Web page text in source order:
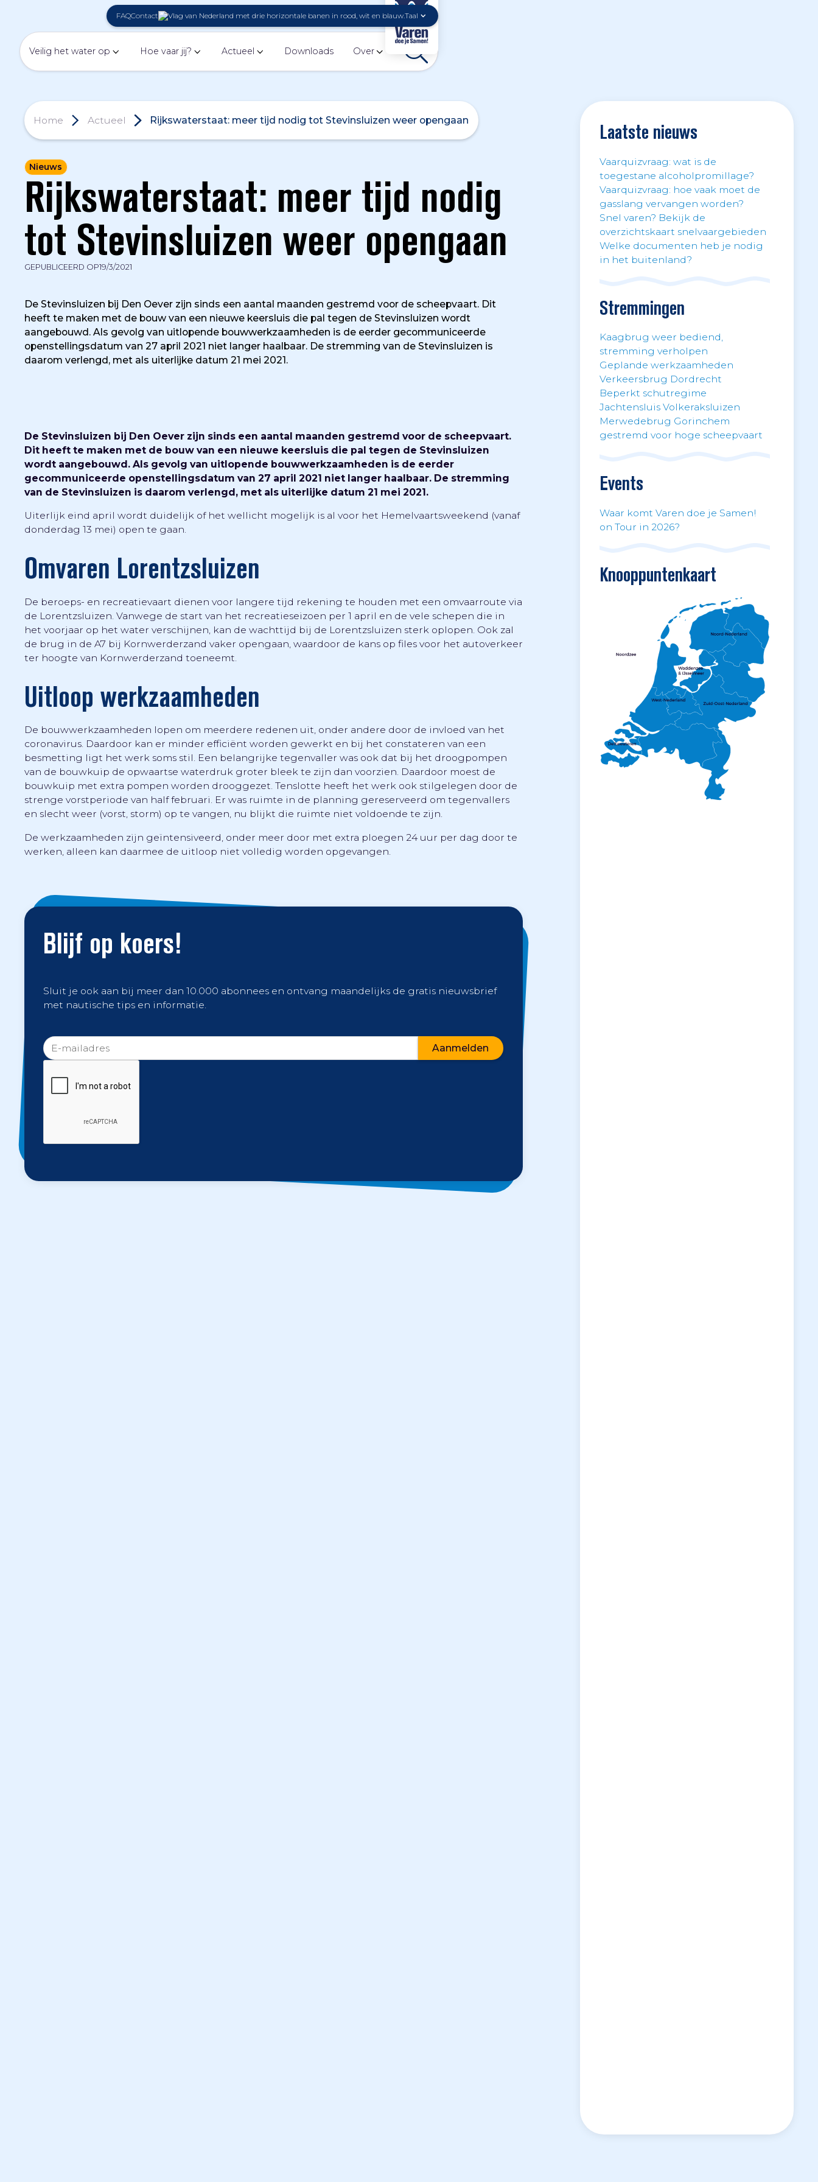
FAQContact Taal
Veilig het water op Hoe vaar jij? Actueel Downloads Over
Home Actueel Rijkswaterstaat: meer tijd nodig tot Stevinsluizen weer opengaan
Nieuws
Rijkswaterstaat: meer tijd nodig
tot Stevinsluizen weer opengaan
GEPUBLICEERD OP19/3/2021
De Stevinsluizen bij Den Oever zijn sinds een aantal maanden gestremd voor de scheepvaart. Dit
heeft te maken met de bouw van een nieuwe keersluis die pal tegen de Stevinsluizen wordt
aangebouwd. Als gevolg van uitlopende bouwwerkzaamheden is de eerder gecommuniceerde
openstellingsdatum van 27 april 2021 niet langer haalbaar. De stremming van de Stevinsluizen is
daarom verlengd, met als uiterlijke datum 21 mei 2021.
De Stevinsluizen bij Den Oever zijn sinds een aantal maanden gestremd voor de scheepvaart.
Dit heeft te maken met de bouw van een nieuwe keersluis die pal tegen de Stevinsluizen
wordt aangebouwd. Als gevolg van uitlopende bouwwerkzaamheden is de eerder
gecommuniceerde openstellingsdatum van 27 april 2021 niet langer haalbaar. De stremming
van de Stevinsluizen is daarom verlengd, met als uiterlijke datum 21 mei 2021.
Uiterlijk eind april wordt duidelijk of het wellicht mogelijk is al voor het Hemelvaartsweekend (vanaf
donderdag 13 mei) open te gaan.
Omvaren Lorentzsluizen
De beroeps- en recreatievaart dienen voor langere tijd rekening te houden met een omvaarroute via
de Lorentzsluizen. Vanwege de start van het recreatieseizoen per 1 april en de vele schepen die in
het voorjaar op het water verschijnen, kan de wachttijd bij de Lorentzsluizen sterk oplopen. Ook zal
de brug in de A7 bij Kornwerderzand vaker opengaan, waardoor de kans op files voor het autoverkeer
ter hoogte van Kornwerderzand toeneemt.
Uitloop werkzaamheden
De bouwwerkzaamheden lopen om meerdere redenen uit, onder andere door de invloed van het
coronavirus. Daardoor kan er minder efficiënt worden gewerkt en bij het constateren van een
besmetting ligt het werk soms stil. Een belangrijke tegenvaller was ook dat bij het droogpompen
van de bouwkuip de opwaartse waterdruk groter bleek te zijn dan voorzien. Daardoor moest de
bouwkuip met extra pompen worden drooggezet. Tenslotte heeft het werk ook stilgelegen door de
strenge vorstperiode van half februari. Er was ruimte in de planning gereserveerd om tegenvallers
en slecht weer (vorst, storm) op te vangen, nu blijkt die ruimte niet voldoende te zijn.
De werkzaamheden zijn geïntensiveerd, onder meer door met extra ploegen 24 uur per dag door te
werken, alleen kan daarmee de uitloop niet volledig worden opgevangen.
Blijf op koers!
Sluit je ook aan bij meer dan 10.000 abonnees en ontvang maandelijks de gratis nieuwsbrief
met nautische tips en informatie.
Laatste nieuws
Vaarquizvraag: wat is de
toegestane alcoholpromillage?
Vaarquizvraag: hoe vaak moet de
gasslang vervangen worden?
Snel varen? Bekijk de
overzichtskaart snelvaargebieden
Welke documenten heb je nodig
in het buitenland?
Stremmingen
Kaagbrug weer bediend,
stremming verholpen
Geplande werkzaamheden
Verkeersbrug Dordrecht
Beperkt schutregime
Jachtensluis Volkeraksluizen
Merwedebrug Gorinchem
gestremd voor hoge scheepvaart
Events
Waar komt Varen doe je Samen!
on Tour in 2026?
Knooppuntenkaart